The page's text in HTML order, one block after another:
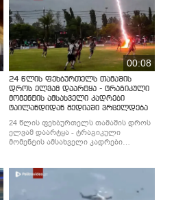
00:08
24 წლის ფეხბურთელს თამაშის
დროს ელვამ დაარტყა - ტრაგიკული
მომენტის ამსახველი კადრები
ტაილანდიდან მედიაში ვრცელდება
24 წლის ფეხბურთელს თამაშის დროს
ელვამ დაარტყა - ტრაგიკული
მომენტის ამსახველი კადრები